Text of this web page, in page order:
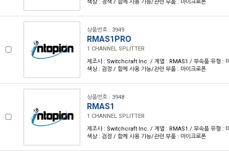
색상 : 청색 / 함께 사용 가능/관련 부품 : 마이크로폰
상품번호 : 3949
RMAS1PRO
1 CHANNEL SPLITTER
제조사 : Switchcraft Inc. / 계열 : RMAS1 / 부속품 유형 :
색상 : 검정 / 함께 사용 가능/관련 부품 : 마이크로폰
상품번호 : 3948
RMAS1
1 CHANNEL SPLITTER
제조사 : Switchcraft Inc. / 계열 : RMAS1 / 부속품 유형 :
색상 : 검정 / 함께 사용 가능/관련 부품 : 마이크로폰